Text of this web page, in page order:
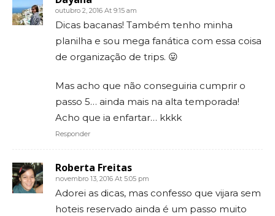
outubro 2, 2016 At 9:15 am
Dicas bacanas! Também tenho minha
planilha e sou mega fanática com essa coisa
de organização de trips. 😛
Mas acho que não conseguiria cumprir o
passo 5… ainda mais na alta temporada!
Acho que ia enfartar… kkkk
Responder
Roberta Freitas
novembro 13, 2016 At 5:05 pm
Adorei as dicas, mas confesso que vijara sem
hoteis reservado ainda é um passo muito